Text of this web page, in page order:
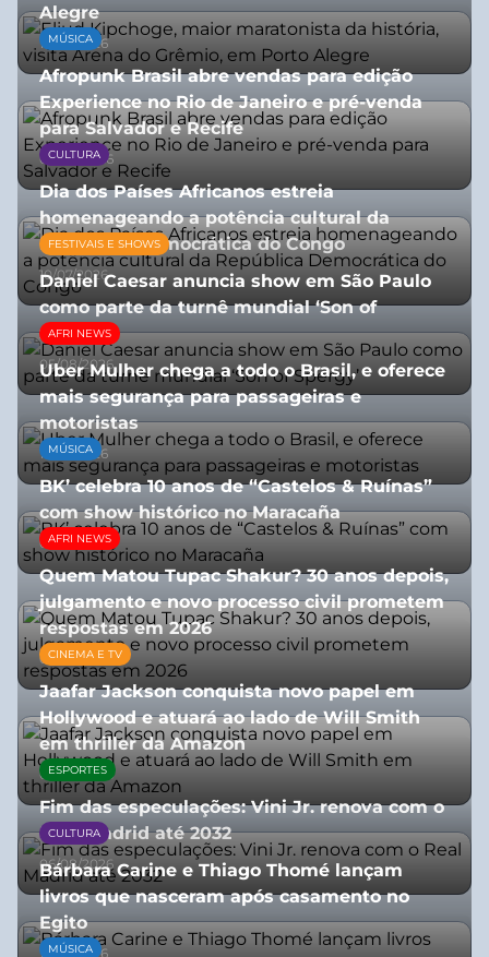
Alegre
10/07/2026
MÚSICA
Afropunk Brasil abre vendas para edição
Experience no Rio de Janeiro e pré-venda
para Salvador e Recife
03/08/2026
CULTURA
Dia dos Países Africanos estreia
homenageando a potência cultural da
República Democrática do Congo
10/07/2026
FESTIVAIS E SHOWS
Daniel Caesar anuncia show em São Paulo
como parte da turnê mundial ‘Son of
Spergy’
05/08/2026
AFRI NEWS
Uber Mulher chega a todo o Brasil, e oferece
mais segurança para passageiras e
motoristas
10/07/2026
MÚSICA
BK’ celebra 10 anos de “Castelos & Ruínas”
com show histórico no Maracaña
06/08/2026
AFRI NEWS
Quem Matou Tupac Shakur? 30 anos depois,
julgamento e novo processo civil prometem
respostas em 2026
05/08/2026
CINEMA E TV
Jaafar Jackson conquista novo papel em
Hollywood e atuará ao lado de Will Smith
em thriller da Amazon
06/08/2026
ESPORTES
Fim das especulações: Vini Jr. renova com o
Real Madrid até 2032
06/08/2026
CULTURA
Bárbara Carine e Thiago Thomé lançam
livros que nasceram após casamento no
Egito
10/07/2026
MÚSICA